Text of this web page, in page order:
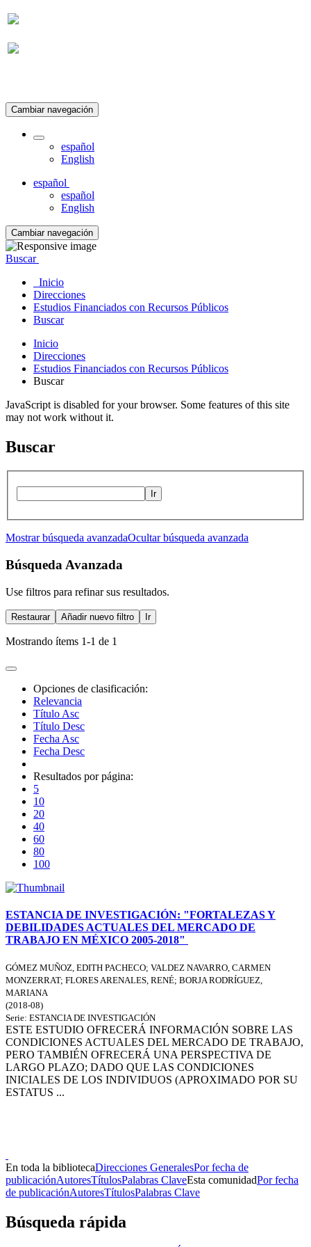
Cambiar navegación
español
English
español
español
English
Cambiar navegación
Buscar
Inicio
Direcciones
Estudios Financiados con Recursos Públicos
Buscar
Inicio
Direcciones
Estudios Financiados con Recursos Públicos
Buscar
JavaScript is disabled for your browser. Some features of this site
may not work without it.
Buscar
Ir
Mostrar búsqueda avanzadaOcultar búsqueda avanzada
Búsqueda Avanzada
Use filtros para refinar sus resultados.
Restaurar Añadir nuevo filtro Ir
Mostrando ítems 1-1 de 1
Opciones de clasificación:
Relevancia
Título Asc
Título Desc
Fecha Asc
Fecha Desc
Resultados por página:
5
10
20
40
60
80
100
ESTANCIA DE INVESTIGACIÓN: "FORTALEZAS Y
DEBILIDADES ACTUALES DEL MERCADO DE
TRABAJO EN MÉXICO 2005-2018"
GÓMEZ MUÑOZ, EDITH PACHECO; VALDEZ NAVARRO, CARMEN
MONZERRAT; FLORES ARENALES, RENÉ; BORJA RODRÍGUEZ,
MARIANA
(2018-08)
Serie: ESTANCIA DE INVESTIGACIÓN
ESTE ESTUDIO OFRECERÁ INFORMACIÓN SOBRE LAS
CONDICIONES ACTUALES DEL MERCADO DE TRABAJO,
PERO TAMBIÉN OFRECERÁ UNA PERSPECTIVA DE
LARGO PLAZO; DADO QUE LAS CONDICIONES
INICIALES DE LOS INDIVIDUOS (APROXIMADO POR SU
ESTATUS ...
En toda la bibliotecaDirecciones GeneralesPor fecha de
publicaciónAutoresTítulosPalabras ClaveEsta comunidadPor fecha
de publicaciónAutoresTítulosPalabras Clave
Búsqueda rápida